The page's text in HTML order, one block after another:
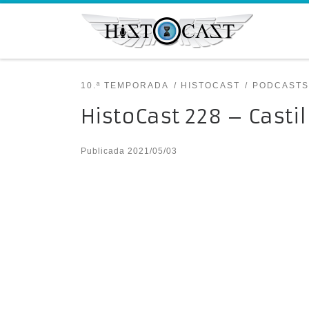
Saltar al contenido
10.ª TEMPORADA HISTOCAST PODCASTS
HistoCast 228 –
Publicada 2021/05/03